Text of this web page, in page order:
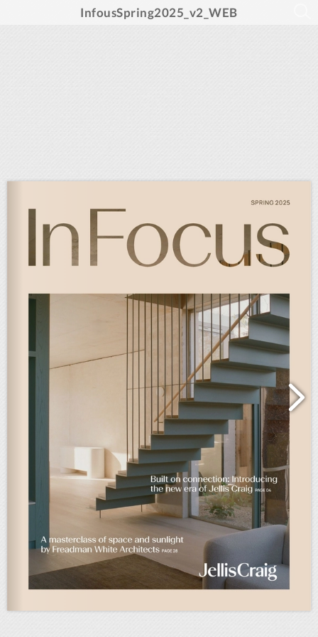
InfousSpring2025_v2_WEB